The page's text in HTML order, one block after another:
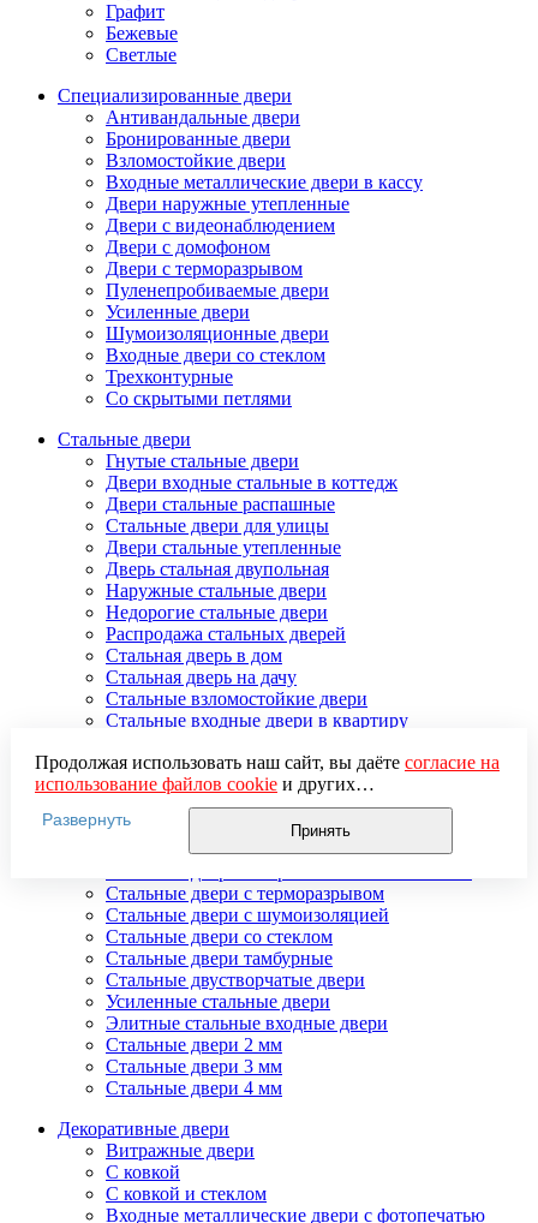
Графит
Бежевые
Светлые
Специализированные двери
Антивандальные двери
Бронированные двери
Взломостойкие двери
Входные металлические двери в кассу
Двери наружные утепленные
Двери с видеонаблюдением
Двери с домофоном
Двери с терморазрывом
Пуленепробиваемые двери
Усиленные двери
Шумоизоляционные двери
Входные двери со стеклом
Трехконтурные
Со скрытыми петлями
Стальные двери
Гнутые стальные двери
Двери входные стальные в коттедж
Двери стальные распашные
Стальные двери для улицы
Двери стальные утепленные
Дверь стальная двупольная
Наружные стальные двери
Недорогие стальные двери
Распродажа стальных дверей
Стальная дверь в дом
Стальная дверь на дачу
Стальные взломостойкие двери
Стальные входные двери в квартиру
Стальные двери внутреннего открывания
Стальные двери массив
Стальные двери мдф
Стальные двери с зеркалом
Стальные двери с ковкой
Стальные двери с терморазрывом
Стальные двери с шумоизоляцией
Стальные двери со стеклом
Стальные двери тамбурные
Стальные двустворчатые двери
Усиленные стальные двери
Элитные стальные входные двери
Стальные двери 2 мм
Стальные двери 3 мм
Стальные двери 4 мм
Декоративные двери
Витражные двери
С ковкой
С ковкой и стеклом
Входные металлические двери с фотопечатью
Продолжая использовать наш сайт, вы даёте согласие на
использование файлов cookieи других
пользовательских данных (включая IP-адрес, сведения о
местоположении, устройстве, действиях на сайте и т. п.)
для функционирования сайта, проведения
использования систем аналитики (например,
Яндекс.Метрика), в соответствии с нашейПолитикой
обработки персональных данных.
Если вы не хотите, чтобы ваши данные обрабатывались,
настройте ограничения в браузере или покиньте сайт.
Развернуть
Принять